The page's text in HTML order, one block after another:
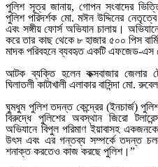
পুলিশ সূত্র জানায়, গোপন সংবাদের
পুলিশ পরিদর্শক মো. মঈন উদ্দিনের
এবং সঙ্গীয় ফোর্স অভিযান চালায়।
করে তার কাছ থেকে ৮ হাজার ৫০০ পিস
মাদক পরিবহনে ব্যবহৃত একটি এফজেড-এস
আটক ব্যক্তি হলেন কক্সবাজার জেলার
ঘিলাতলী কাটাখালী এলাকার বাসিন্দা মো.
ঘুমধুম পুলিশ তদন্ত কেন্দ্রের (ইনচার্জ)
বিরুদ্ধে পুলিশের অবস্থান জিরো
অভিযানে বিপুল পরিমাণ ইয়াবাসহ
উৎস এবং এর গন্তব্য সম্পর্কে তদন্ত
শনাক্ত করতেও কাজ করছে পুলিশ।”